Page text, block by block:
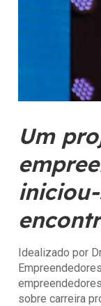
Um
Idealizado por
sobre carreira